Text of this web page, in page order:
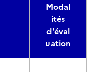
Modal
ités
d'éval
uation